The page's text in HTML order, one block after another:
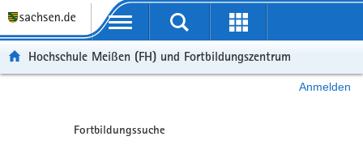
Portalübergreifende Navigation
Hochschule Meißen (FH) und Fortbildungszentrum
Anmelden
Fortbildungssuche